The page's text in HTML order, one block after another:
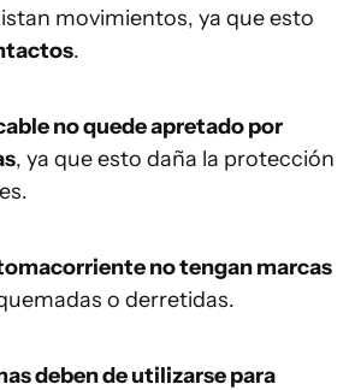
movimientos, ya que esto
.
no quede apretado por
, ya que esto daña la protección
no tengan marcas
o derretidas.
deben de utilizarse para